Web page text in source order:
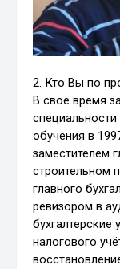
2. Кто Вы по
В своё время
обучения в
заместителем
строительном
главного
ревизором в
бухгалтерские
налогового